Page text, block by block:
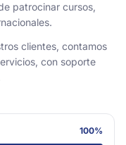
patrocinar cursos,
clientes, contamos
con soporte
100%